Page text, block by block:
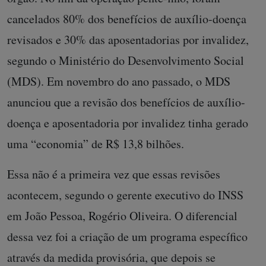
cancelados 80% dos benefícios de auxílio-doença
revisados e 30% das aposentadorias por invalidez,
segundo o Ministério do Desenvolvimento Social
(MDS). Em novembro do ano passado, o MDS
anunciou que a revisão dos benefícios de auxílio-
doença e aposentadoria por invalidez tinha gerado
uma “economia” de R$ 13,8 bilhões.
Essa não é a primeira vez que essas revisões
acontecem, segundo o gerente executivo do INSS
em João Pessoa, Rogério Oliveira. O diferencial
dessa vez foi a criação de um programa específico
através da medida provisória, que depois se